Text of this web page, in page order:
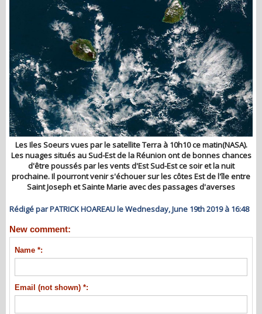
Les Iles Soeurs vues par le satellite Terra à 10h10 ce matin(NASA).
Les nuages situés au Sud-Est de la Réunion ont de bonnes chances
d'être poussés par les vents d'Est Sud-Est ce soir et la nuit
prochaine. Il pourront venir s'échouer sur les côtes Est de l'île entre
Saint Joseph et Sainte Marie avec des passages d'averses
Rédigé par PATRICK HOAREAU le Wednesday, June 19th 2019 à 16:48
New comment:
Name *:
Email (not shown) *: